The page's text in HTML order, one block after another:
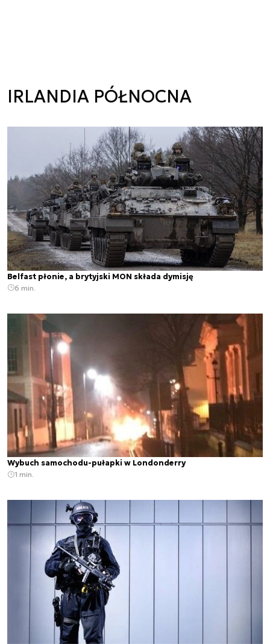
IRLANDIA PÓŁNOCNA
Belfast płonie, a brytyjski MON składa dymisję
6 min.
Wybuch samochodu-pułapki w Londonderry
1 min.